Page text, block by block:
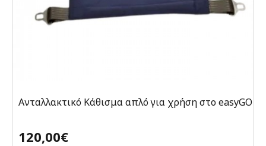
Ανταλλακτικό Κάθισμα απλό για χρήση στο easyGO
120,00€